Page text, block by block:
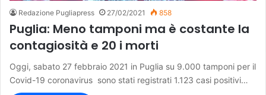
Redazione Pugliapress 27/02/2021 858
Puglia: Meno tamponi ma è costante la
contagiosità e 20 i morti
Oggi, sabato 27 febbraio 2021 in Puglia su 9.000 tamponi per il
Covid-19 coronavirus sono stati registrati 1.123 casi positivi…